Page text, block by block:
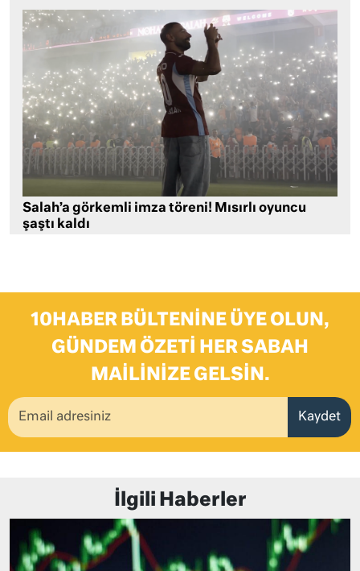
Salah’a görkemli imza töreni! Mısırlı oyuncu
şaştı kaldı
10HABER BÜLTENINE ÜYE OLUN,
GÜNDEM ÖZETI HER SABAH
MAILINIZE GELSIN.
Kaydet
İlgili Haberler